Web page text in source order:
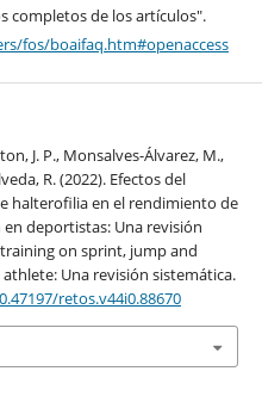
completos de los artículos".
fos/boaifaq.htm#openaccess
J. P., Monsalves-Álvarez, M.,
R. (2022). Efectos del
halterofilia en el rendimiento de
deportistas: Una revisión
on sprint, jump and
Una revisión sistemática.
retos.v44i0.88670